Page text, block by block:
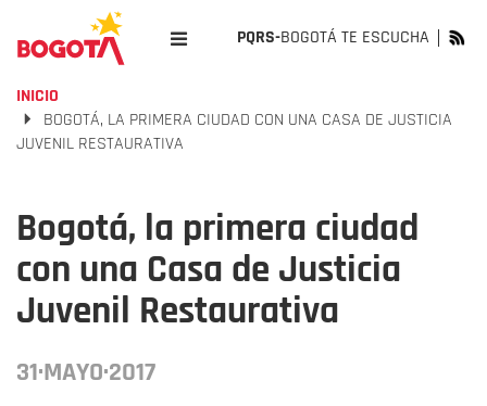
PQRS-BOGOTÁ TE ESCUCHA
INICIO
BOGOTÁ, LA PRIMERA CIUDAD CON UNA CASA DE JUSTICIA
JUVENIL RESTAURATIVA
Bogotá, la primera ciudad
con una Casa de Justicia
Juvenil Restaurativa
31·MAYO·2017